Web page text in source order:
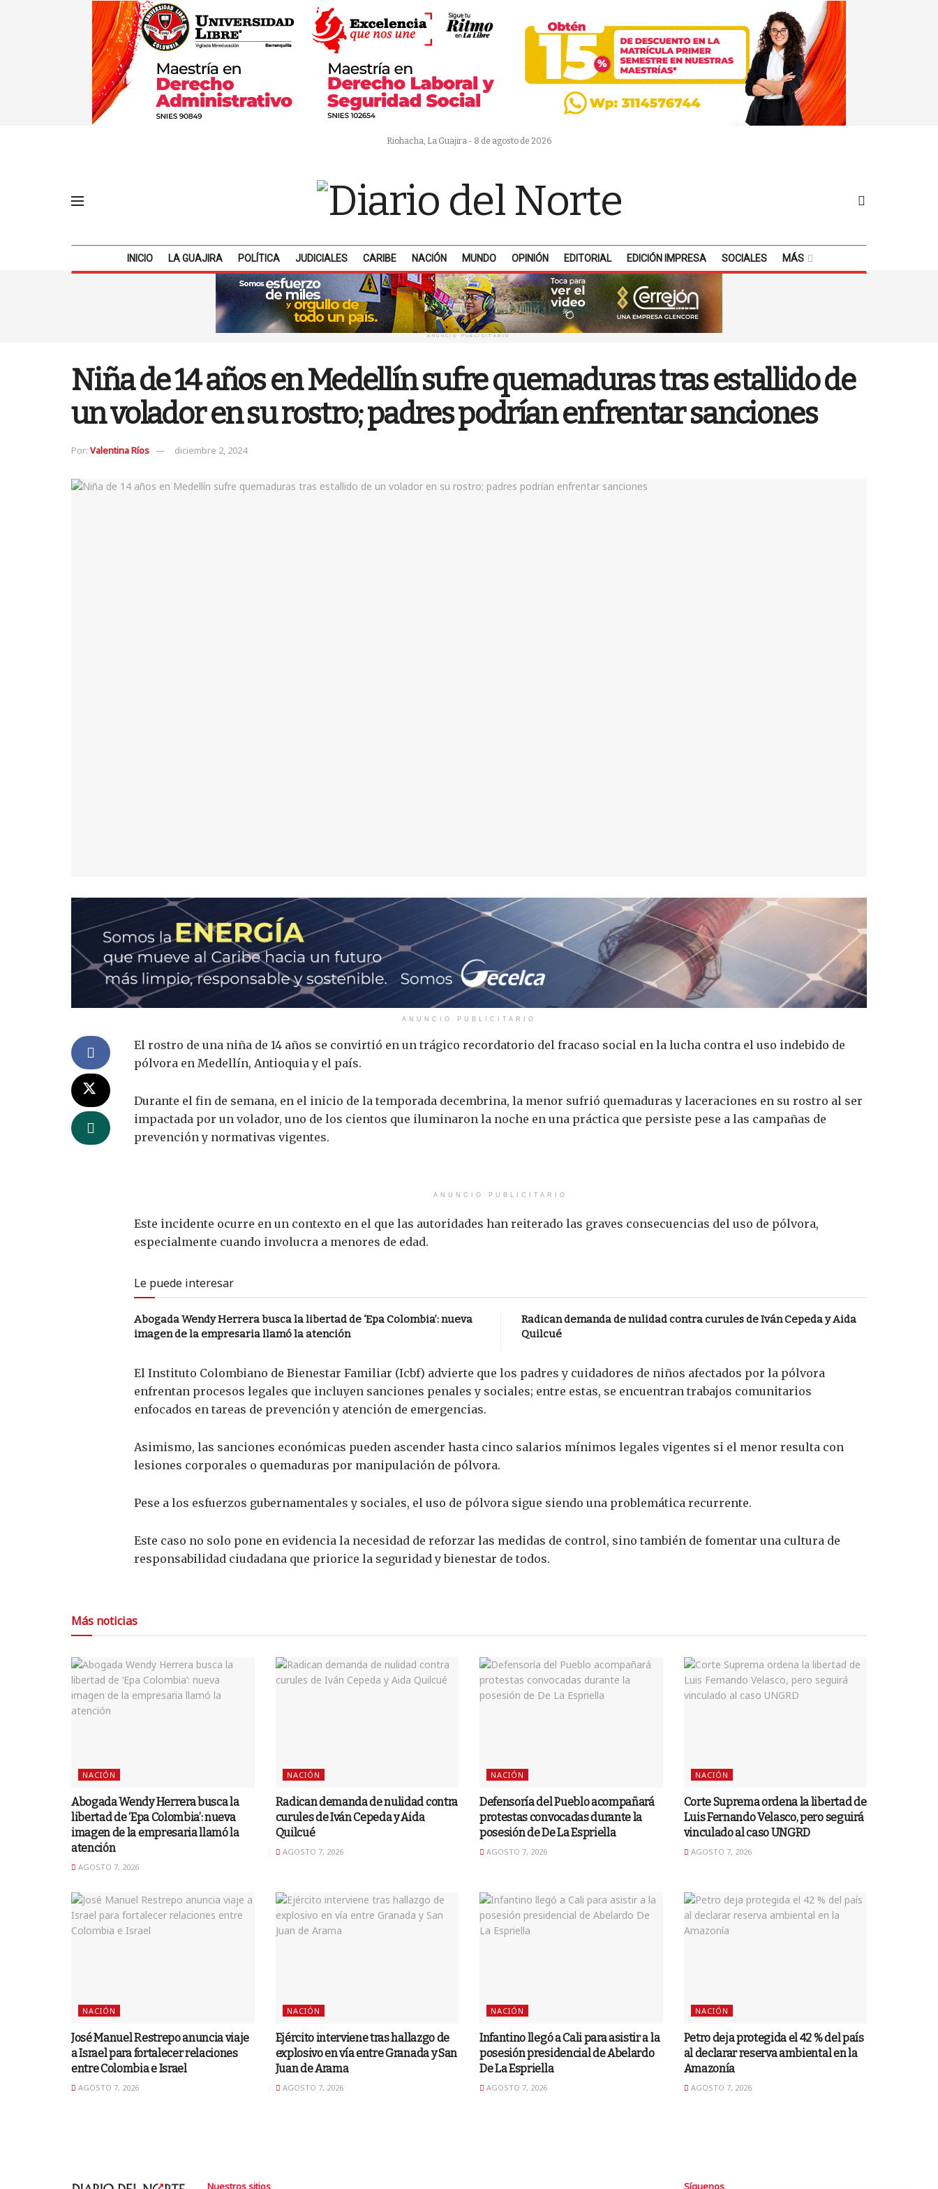
Riohacha, La Guajira - 8 de agosto de 2026
INICIO LA GUAJIRA POLÍTICA JUDICIALES CARIBE NACIÓN MUNDO OPINIÓN EDITORIAL EDICIÓN IMPRESA SOCIALES MÁS
ANUNCIO PUBLICITARIO
Niña de 14 años en Medellín sufre quemaduras tras estallido de
un volador en su rostro; padres podrían enfrentar sanciones
Por: Valentina Ríos diciembre 2, 2024
ANUNCIO PUBLICITARIO
El rostro de una niña de 14 años se convirtió en un trágico recordatorio del fracaso social en la lucha contra el uso indebido de
pólvora en Medellín, Antioquia y el país.
Durante el fin de semana, en el inicio de la temporada decembrina, la menor sufrió quemaduras y laceraciones en su rostro al ser
impactada por un volador, uno de los cientos que iluminaron la noche en una práctica que persiste pese a las campañas de
prevención y normativas vigentes.
ANUNCIO PUBLICITARIO
Este incidente ocurre en un contexto en el que las autoridades han reiterado las graves consecuencias del uso de pólvora,
especialmente cuando involucra a menores de edad.
Le puede interesar
Abogada Wendy Herrera busca la libertad de ‘Epa Colombia’: nueva
imagen de la empresaria llamó la atención
Radican demanda de nulidad contra curules de Iván Cepeda y Aida
Quilcué
El Instituto Colombiano de Bienestar Familiar (Icbf) advierte que los padres y cuidadores de niños afectados por la pólvora
enfrentan procesos legales que incluyen sanciones penales y sociales; entre estas, se encuentran trabajos comunitarios
enfocados en tareas de prevención y atención de emergencias.
Asimismo, las sanciones económicas pueden ascender hasta cinco salarios mínimos legales vigentes si el menor resulta con
lesiones corporales o quemaduras por manipulación de pólvora.
Pese a los esfuerzos gubernamentales y sociales, el uso de pólvora sigue siendo una problemática recurrente.
Este caso no solo pone en evidencia la necesidad de reforzar las medidas de control, sino también de fomentar una cultura de
responsabilidad ciudadana que priorice la seguridad y bienestar de todos.
Más noticias
NACIÓN
Abogada Wendy Herrera busca la
libertad de ‘Epa Colombia’: nueva
imagen de la empresaria llamó la
atención
AGOSTO 7, 2026
NACIÓN
Radican demanda de nulidad contra
curules de Iván Cepeda y Aida
Quilcué
AGOSTO 7, 2026
NACIÓN
Defensoría del Pueblo acompañará
protestas convocadas durante la
posesión de De La Espriella
AGOSTO 7, 2026
NACIÓN
Corte Suprema ordena la libertad de
Luis Fernando Velasco, pero seguirá
vinculado al caso UNGRD
AGOSTO 7, 2026
NACIÓN
José Manuel Restrepo anuncia viaje
a Israel para fortalecer relaciones
entre Colombia e Israel
AGOSTO 7, 2026
NACIÓN
Ejército interviene tras hallazgo de
explosivo en vía entre Granada y San
Juan de Arama
AGOSTO 7, 2026
NACIÓN
Infantino llegó a Cali para asistir a la
posesión presidencial de Abelardo
De La Espriella
AGOSTO 7, 2026
NACIÓN
Petro deja protegida el 42 % del país
al declarar reserva ambiental en la
Amazonía
AGOSTO 7, 2026
Nuestros sitios Síguenos